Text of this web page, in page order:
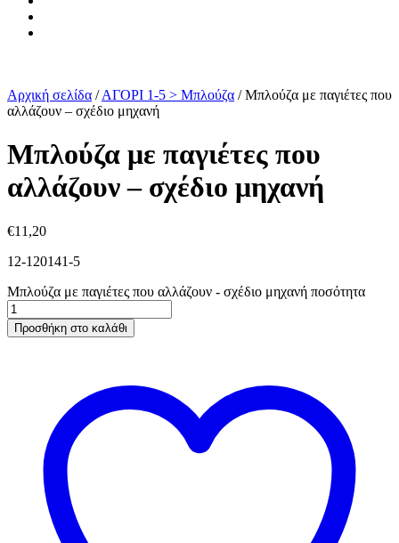
Αρχική σελίδα / ΑΓΟΡΙ 1-5 > Μπλούζα /Μπλούζα με παγιέτες που
αλλάζουν – σχέδιο μηχανή
Μπλούζα με παγιέτες που
αλλάζουν – σχέδιο μηχανή
€11,20
12-120141-5
Μπλούζα με παγιέτες που αλλάζουν - σχέδιο μηχανή ποσότητα
Προσθήκη στο καλάθι